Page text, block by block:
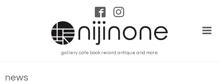
gallery cafe book record antique and more
news